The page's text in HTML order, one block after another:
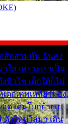
สักสามพัน ฉันคง
ใส่ เพราะเราเป็น
งหิวโซ เด็กใต้ก็ไม่
ด็กเทพเหลียวมอง
ด เดินโยกย้ายเย
ตัวใหม่ใส่มา เดิน